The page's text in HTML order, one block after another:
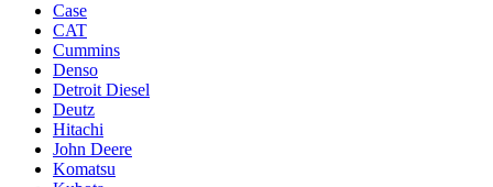
Case
CAT
Cummins
Denso
Detroit Diesel
Deutz
Hitachi
John Deere
Komatsu